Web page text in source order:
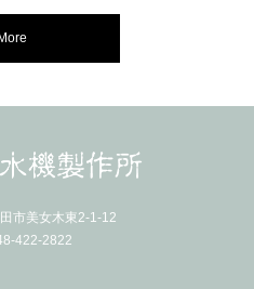
市美女木東2-1-12
422-2822